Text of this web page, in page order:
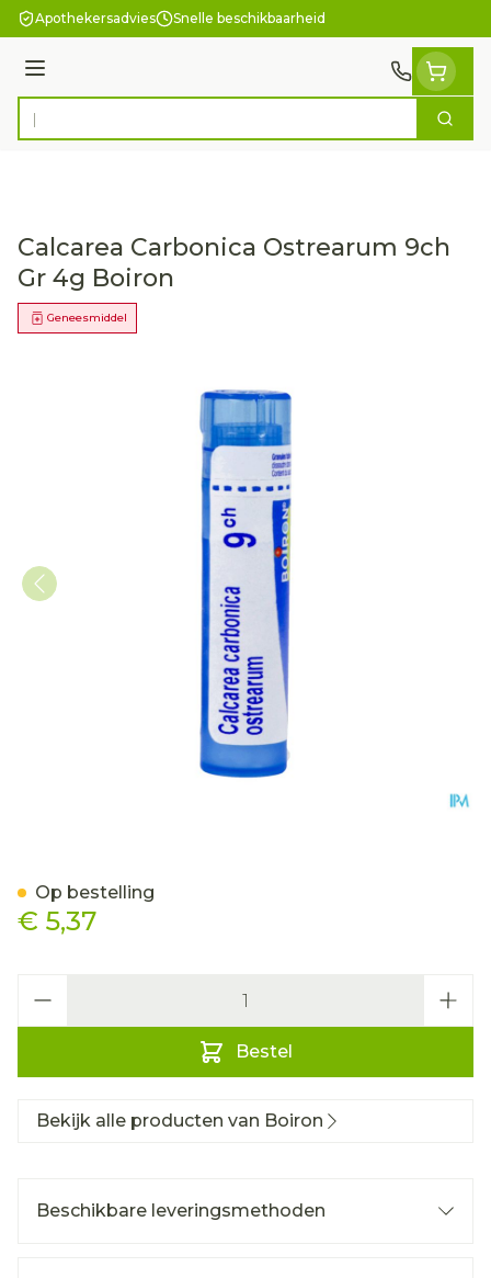
Ga naar de inhoud
Apothekersadvies Snelle beschikbaarheid
Menu
Product, merk, categorie... Zoek
Calcarea Carbonica Ostrearum 9ch
Gr 4g Boiron
Geneesmiddel
€ 5,37
Bestel
Op bestelling
Bekijk alle producten van Boiron
Beschikbare leveringsmethoden